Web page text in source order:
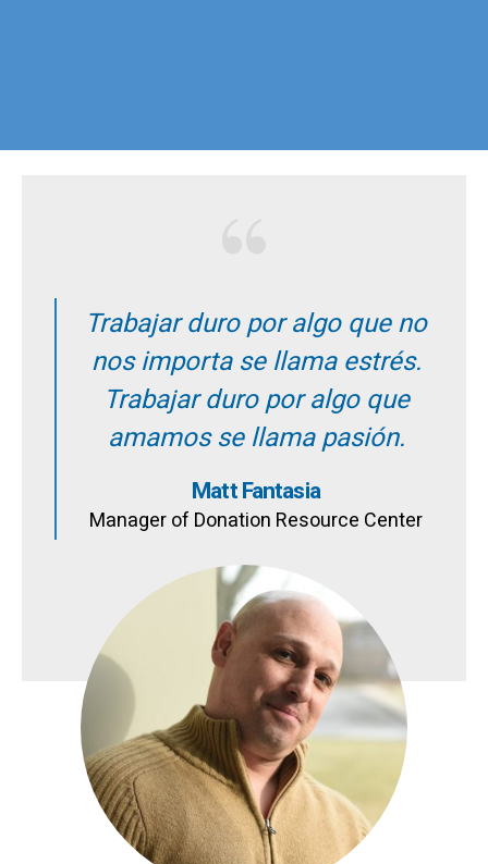
Trabajar duro por algo que no
nos importa se llama estrés.
Trabajar duro por algo que
amamos se llama pasión.
Matt Fantasia
Manager of Donation Resource Center